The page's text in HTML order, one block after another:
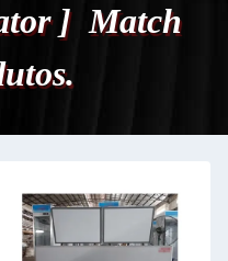
] Match